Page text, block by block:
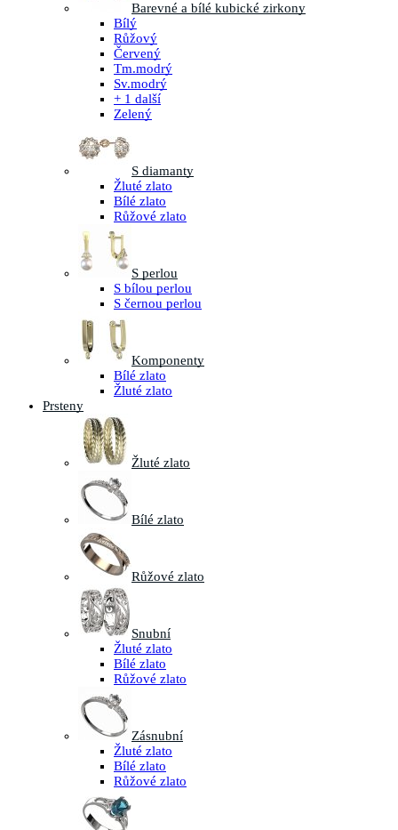
Barevné a bílé kubické zirkony
Bílý
Růžový
Červený
Tm.modrý
Sv.modrý
+ 1 další
Zelený
S diamanty
Žluté zlato
Bílé zlato
Růžové zlato
S perlou
S bílou perlou
S černou perlou
Komponenty
Bílé zlato
Žluté zlato
Prsteny
Žluté zlato
Bílé zlato
Růžové zlato
Snubní
Žluté zlato
Bílé zlato
Růžové zlato
Zásnubní
Žluté zlato
Bílé zlato
Růžové zlato